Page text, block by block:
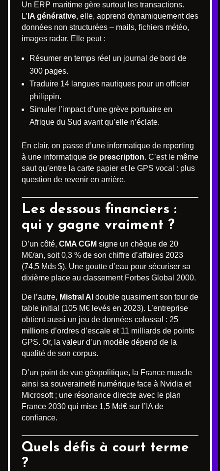
Un ERP maritime gère surtout les transactions.
L’ IA générative, elle, apprend dynamiquement des
données non structurées – mails, fichiers météo,
images radar. Elle peut :
Résumer en temps réel un journal de bord de
300 pages.
Traduire 14 langues nautiques pour un officier
philippin.
Simuler l’impact d’une grève portuaire en
Afrique du Sud avant qu’elle n’éclate.
En clair, on passe d’une informatique de reporting
à une informatique de prescription. C’est le même
saut qu’entre la carte papier et le GPS vocal : plus
question de revenir en arrière.
Les dessous financiers :
qui y gagne vraiment ?
D’un côté, CMA CGM signe un chèque de 20
M€/an, soit 0,3 % de son chiffre d’affaires 2023
(74,5 Mds $). Une goutte d’eau pour sécuriser sa
dixième place au classement Forbes Global 2000.
De l’autre, Mistral AI double quasiment son tour de
table initial (105 M€ levés en 2023). L’entreprise
obtient aussi un jeu de données colossal : 25
millions d’ordres d’escale et 11 milliards de points
GPS. Or, la valeur d’un modèle dépend de la
qualité de son corpus.
D’un point de vue géopolitique, la France muscle
ainsi sa souveraineté numérique face à Nvidia et
Microsoft ; une résonance directe avec le plan
France 2030 qui mise 1,5 Md€ sur l’IA de
confiance.
Quels défis à court terme
?